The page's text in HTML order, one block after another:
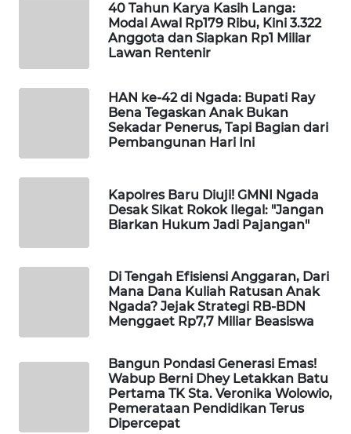
40 Tahun Karya Kasih Langa:
Modal Awal Rp179 Ribu, Kini 3.322
Anggota dan Siapkan Rp1 Miliar
Lawan Rentenir
HAN ke-42 di Ngada: Bupati Ray
Bena Tegaskan Anak Bukan
Sekadar Penerus, Tapi Bagian dari
Pembangunan Hari Ini
Kapolres Baru Diuji! GMNI Ngada
Desak Sikat Rokok Ilegal: "Jangan
Biarkan Hukum Jadi Pajangan"
Di Tengah Efisiensi Anggaran, Dari
Mana Dana Kuliah Ratusan Anak
Ngada? Jejak Strategi RB-BDN
Menggaet Rp7,7 Miliar Beasiswa
Bangun Pondasi Generasi Emas!
Wabup Berni Dhey Letakkan Batu
Pertama TK Sta. Veronika Wolowio,
Pemerataan Pendidikan Terus
Dipercepat
WAHANA